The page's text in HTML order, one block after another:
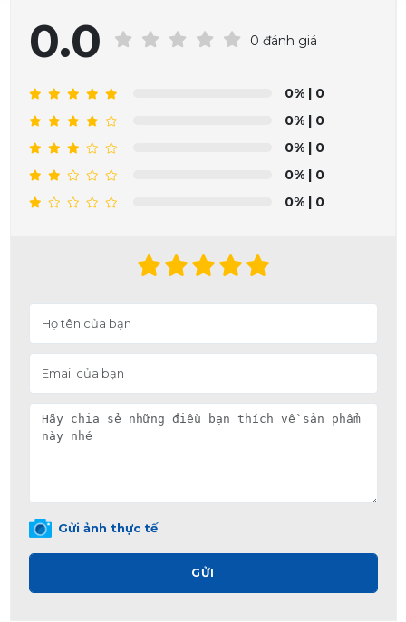
0.0 0 đánh giá
0% | 0
0% | 0
0% | 0
0% | 0
0% | 0
Gửi ảnh thực tế
GỬI